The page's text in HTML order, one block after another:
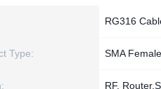
RG316
Type: SMA
RF,